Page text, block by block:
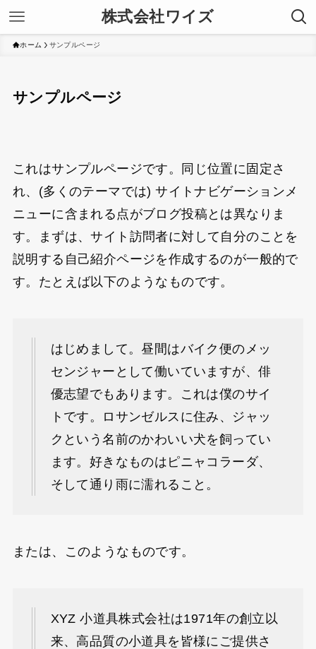
株式会社ワイズ
ホーム サンプルページ
サンプルページ
これはサンプルページです。同じ位置に固定さ
れ、(多くのテーマでは) サイトナビゲーションメ
ニューに含まれる点がブログ投稿とは異なりま
す。まずは、サイト訪問者に対して自分のことを
説明する自己紹介ページを作成するのが一般的で
す。たとえば以下のようなものです。
はじめまして。昼間はバイク便のメッ
センジャーとして働いていますが、俳
優志望でもあります。これは僕のサイ
トです。ロサンゼルスに住み、ジャッ
クという名前のかわいい犬を飼ってい
ます。好きなものはピニャコラーダ、
そして通り雨に濡れること。
または、このようなものです。
XYZ 小道具株式会社は1971年の創立以
来、高品質の小道具を皆様にご提供さ